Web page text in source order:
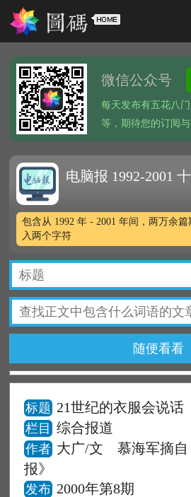
微信公众号
每天发布有五花八
等，期待您的订阅
电脑报 1992-2001
包含从 1992 年 - 2001 年间，两万余
入两个字符
随便看看
标题 21世纪的衣服会说话
栏目 综合报道
作者 大广/文 慕海军摘自
报》
发布 2000年第8期